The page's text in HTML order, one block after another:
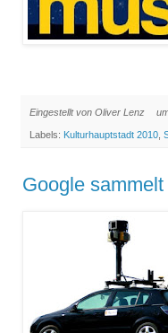
Eingestellt von Oliver Lenz
Labels: Kulturhauptstadt 2010
Google